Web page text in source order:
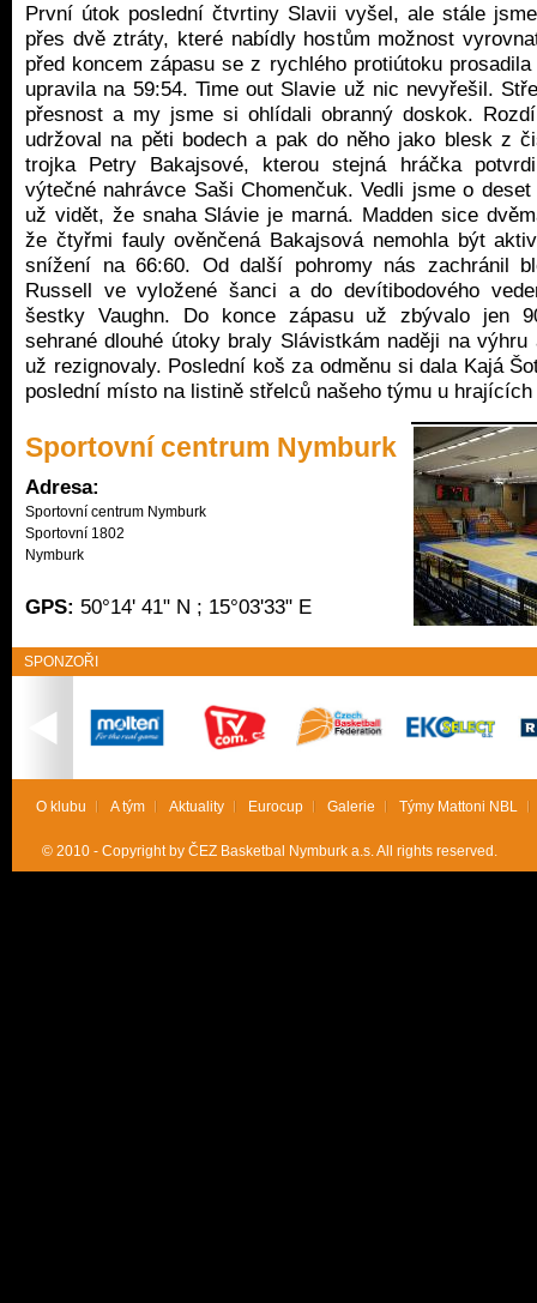
První útok poslední čtvrtiny Slavii vyšel, ale stále
přes dvě ztráty, které nabídly hostům možnost
před koncem zápasu se z rychlého protiútoku
upravila na 59:54. Time out Slavie už nic nevyřešil.
přesnost a my jsme si ohlídali obranný doskok.
udržoval na pěti bodech a pak do něho jako blesk z
trojka Petry Bakajsové, kterou stejná hráčka
výtečné nahrávce Saši Chomenčuk. Vedli jsme o
už vidět, že snaha Slávie je marná. Madden sice
že čtyřmi fauly ověnčená Bakajsová nemohla být
snížení na 66:60. Od další pohromy nás zachránil
Russell ve vyložené šanci a do devítibodového
šestky Vaughn. Do konce zápasu už zbývalo jen
sehrané dlouhé útoky braly Slávistkám naději na
už rezignovaly. Poslední koš za odměnu si dala Kajá
poslední místo na listině střelců našeho týmu u
Sportovní centrum Nymburk
Adresa:
Sportovní centrum Nymburk
Sportovní 1802
Nymburk
GPS: 50°14' 41" N ; 15°03'33" E
SPONZOŘI
O klubu A tým Aktuality Eurocup Galerie Týmy Mattoni NBL
© 2010 - Copyright by ČEZ Basketbal Nymburk a.s. All rights reserved.